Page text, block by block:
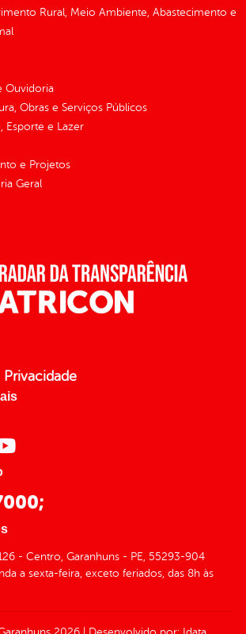
Rural, Meio Ambiente, Abastecimento e
Ouvidoria
Obras e Serviços Públicos
Esporte e Lazer
e Projetos
Geral
- Centro, Garanhuns - PE, 55293-904
a sexta-feira, exceto feriados, das 8h às